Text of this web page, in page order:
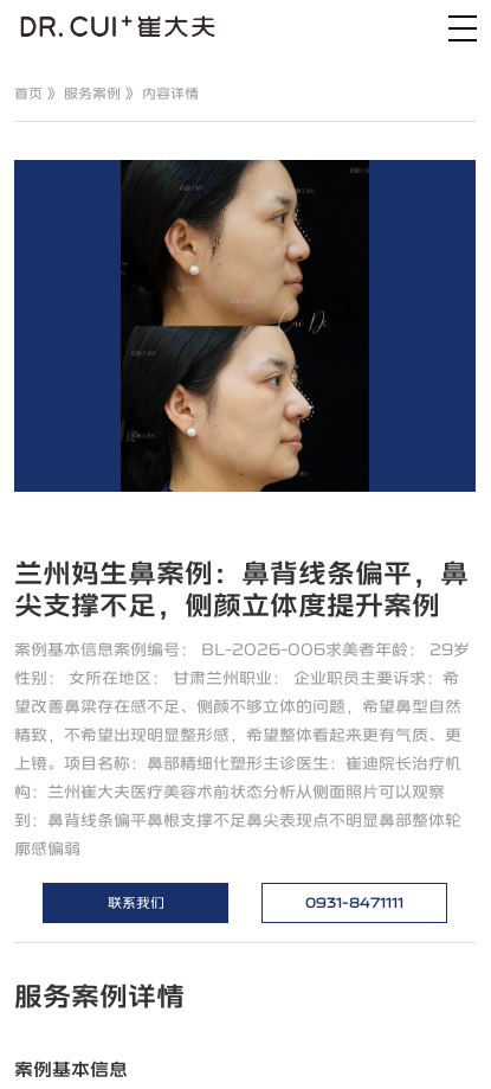
首页 》 服务案例 》 内容详情
兰州妈生鼻案例：鼻背线条偏平，鼻
尖支撑不足，侧颜立体度提升案例
案例基本信息案例编号： BL-2026-006求美者年龄： 29岁
性别： 女所在地区： 甘肃兰州职业： 企业职员主要诉求：希
望改善鼻梁存在感不足、侧颜不够立体的问题，希望鼻型自然
精致，不希望出现明显整形感，希望整体看起来更有气质、更
上镜。项目名称：鼻部精细化塑形主诊医生：崔迪院长治疗机
构：兰州崔大夫医疗美容术前状态分析从侧面照片可以观察
到：鼻背线条偏平鼻根支撑不足鼻尖表现点不明显鼻部整体轮
廓感偏弱
联系我们 0931-8471111
服务案例详情
案例基本信息